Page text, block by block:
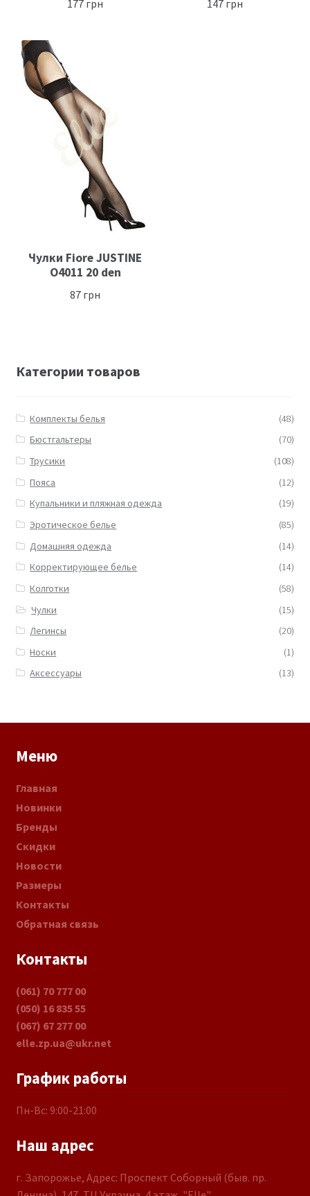
177 грн 147грн
Чулки Fiore JUSTINE
O4011 20 den
87 грн
Категории товаров
Комплекты белья
(48)
Бюстгальтеры
(70)
Трусики
(108)
Пояса
(12)
Купальники и пляжная одежда
(19)
Эротическое белье
(85)
Домашняя одежда
(14)
Корректирующее белье
(14)
Колготки
(58)
Чулки
(15)
Легинсы
(20)
Носки
(1)
Аксессуары
(13)
Меню
Главная
Новинки
Бренды
Скидки
Новости
Размеры
Контакты
Обратная связь
Контакты
(061) 70 777 00
(050) 16 835 55
(067) 67 277 00
elle.zp.ua@ukr.net
График работы
Пн-Вс: 9:00-21:00
Наш адрес
г. Запорожье, Адрес: Проспект Соборный (быв. пр.